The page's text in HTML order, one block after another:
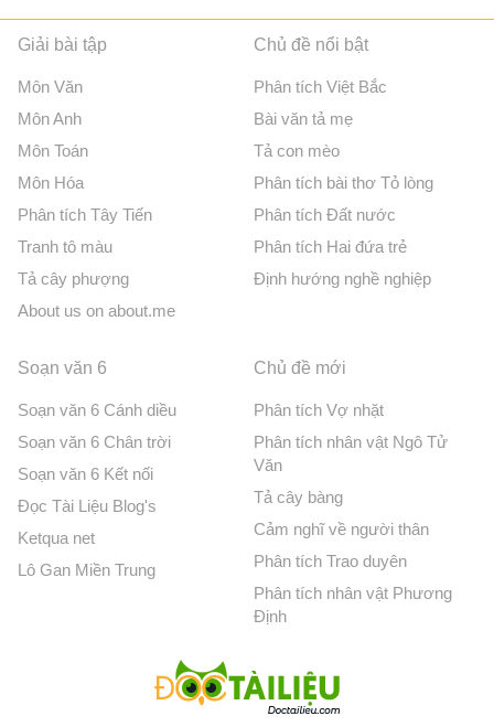
Giải bài tập
Môn Văn
Môn Anh
Môn Toán
Môn Hóa
Phân tích Tây Tiến
Tranh tô màu
Tả cây phượng
About us on about.me
Chủ đề nổi bật
Phân tích Việt Bắc
Bài văn tả mẹ
Tả con mèo
Phân tích bài thơ Tỏ lòng
Phân tích Đất nước
Phân tích Hai đứa trẻ
Định hướng nghề nghiệp
Soạn văn 6
Soạn văn 6 Cánh diều
Soạn văn 6 Chân trời
Soạn văn 6 Kết nối
Đọc Tài Liệu Blog's
Ketqua net
Lô Gan Miền Trung
Chủ đề mới
Phân tích Vợ nhặt
Phân tích nhân vật Ngô Tử
Văn
Tả cây bàng
Cảm nghĩ về người thân
Phân tích Trao duyên
Phân tích nhân vật Phương
Định